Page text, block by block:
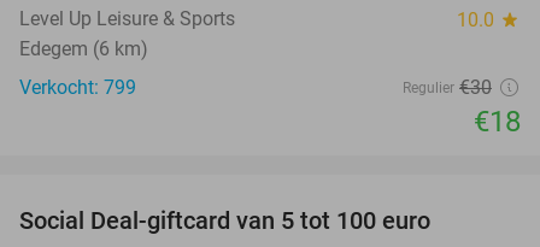
Level Up Leisure & Sports 10.0 star
Edegem (6 km)
Verkocht: 799
Regulier €30
€18
Social Deal-giftcard van 5 tot 100 euro